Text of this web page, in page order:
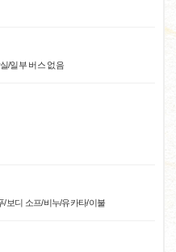
/일부 버스 없음
/보디 소프/비누/유카타/이불